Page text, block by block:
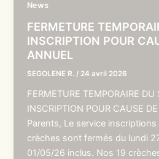
News
FERMETURE
INSCRIPTION POUR
ANNUEL
SEGOLENE R. / 24 avril 2026
FERMETURE TEMPORAIRE DU
INSCRIPTION POUR CAUSE
Parents, Le service
crèches sont fermés du lundi
01/05/26 inclus. Nos 19